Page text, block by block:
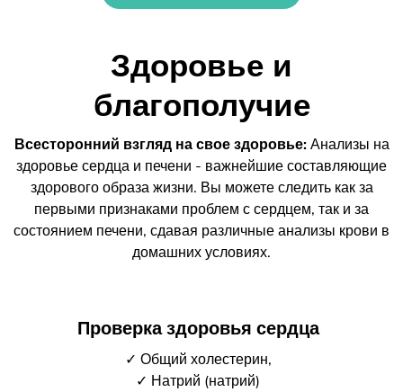
Здоровье и
благополучие
Всесторонний взгляд на свое здоровье:Анализы на
здоровье сердца и печени - важнейшие составляющие
здорового образа жизни. Вы можете следить как за
первыми признаками проблем с сердцем, так и за
состоянием печени, сдавая различные анализы крови в
домашних условиях.
Проверка здоровья сердца
✓ Общий холестерин,
✓ Натрий (натрий)